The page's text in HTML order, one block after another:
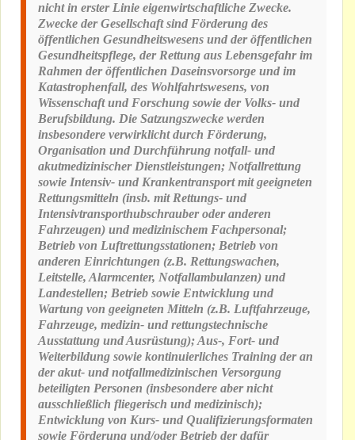
nicht in erster Linie eigenwirtschaftliche Zwecke.
Zwecke der Gesellschaft sind Förderung des
öffentlichen Gesundheitswesens und der öffentlichen
Gesundheitspflege, der Rettung aus Lebensgefahr im
Rahmen der öffentlichen Daseinsvorsorge und im
Katastrophenfall, des Wohlfahrtswesens, von
Wissenschaft und Forschung sowie der Volks- und
Berufsbildung. Die Satzungszwecke werden
insbesondere verwirklicht durch Förderung,
Organisation und Durchführung notfall- und
akutmedizinischer Dienstleistungen; Notfallrettung
sowie Intensiv- und Krankentransport mit geeigneten
Rettungsmitteln (insb. mit Rettungs- und
Intensivtransporthubschrauber oder anderen
Fahrzeugen) und medizinischem Fachpersonal;
Betrieb von Luftrettungsstationen; Betrieb von
anderen Einrichtungen (z.B. Rettungswachen,
Leitstelle, Alarmcenter, Notfallambulanzen) und
Landestellen; Betrieb sowie Entwicklung und
Wartung von geeigneten Mitteln (z.B. Luftfahrzeuge,
Fahrzeuge, medizin- und rettungstechnische
Ausstattung und Ausrüstung); Aus-, Fort- und
Weiterbildung sowie kontinuierliches Training der an
der akut- und notfallmedizinischen Versorgung
beteiligten Personen (insbesondere aber nicht
ausschließlich fliegerisch und medizinisch);
Entwicklung von Kurs- und Qualifizierungsformaten
sowie Förderung und/oder Betrieb der dafür